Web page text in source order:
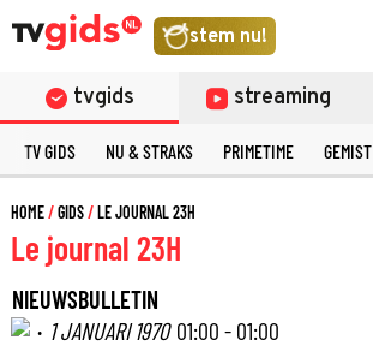
stem nu!
tvgids streaming
TV GIDS NU & STRAKS PRIMETIME GEMIST
HOME GIDS LE JOURNAL 23H
Le journal 23H
NIEUWSBULLETIN
· 1 JANUARI 1970 01:00 - 01:00